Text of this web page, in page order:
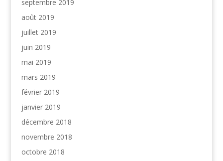
septembre 2019
août 2019
juillet 2019
juin 2019
mai 2019
mars 2019
février 2019
janvier 2019
décembre 2018
novembre 2018
octobre 2018